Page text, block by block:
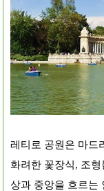
레티로 공원은 마드
화려한 꽃장식, 조
상과 중앙을 흐르는